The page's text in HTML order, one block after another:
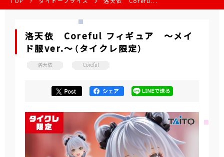
洛天依 Coreful フィギュア ～メイ
ド服ver.～（タイクレ限定）
洛天依 Coreful